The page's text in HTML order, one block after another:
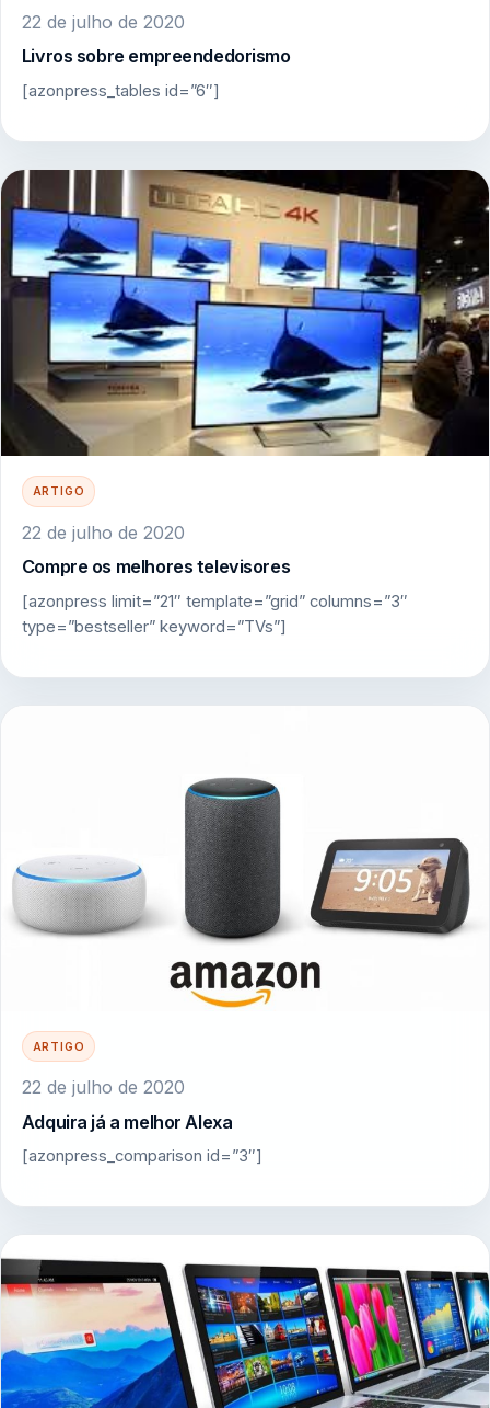
22 de julho de 2020
Livros sobre empreendedorismo
[azonpress_tables id=”6″]
ARTIGO
22 de julho de 2020
Compre os melhores televisores
[azonpress limit=”21″ template=”grid” columns=”3″
type=”bestseller” keyword=”TVs”]
ARTIGO
22 de julho de 2020
Adquira já a melhor Alexa
[azonpress_comparison id=”3″]